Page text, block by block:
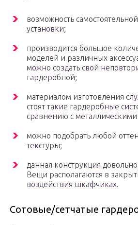
возможность
установки;
производится большое
моделей и различных
можно создать свой
гардеробной;
материалом изготовления
стоят такие гардеробные
сравнению с
можно подобрать любой
текстуры;
данная конструкция
Вещи располагаются в
воздействия шкафчиках.
Сотовые/сетчатые